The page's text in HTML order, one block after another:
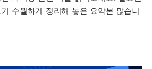
수월하게 정리해 놓은 요약본 많습니